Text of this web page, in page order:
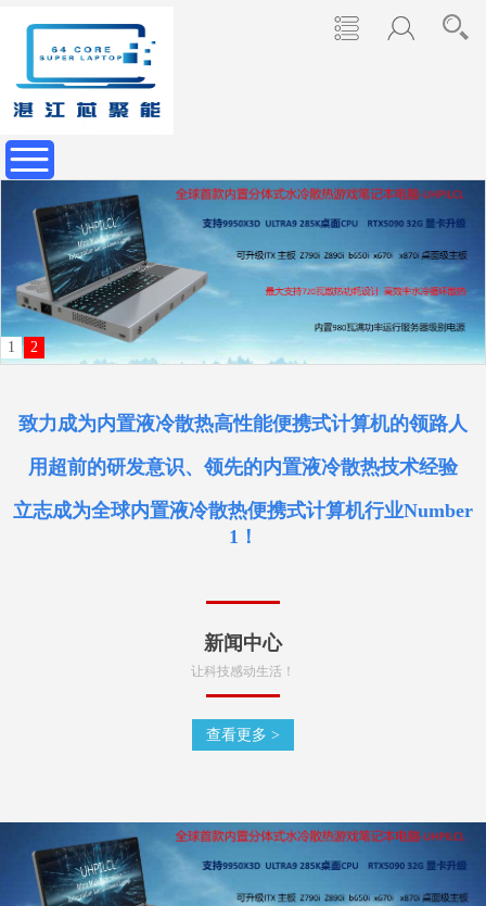
1 2
致力成为内置液冷散热高性能便携式计算机的领路人
用超前的研发意识、领先的内置液冷散热技术经验
立志成为全球内置液冷散热便携式计算机行业Number
1！
新闻中心
让科技感动生活！
查看更多 >